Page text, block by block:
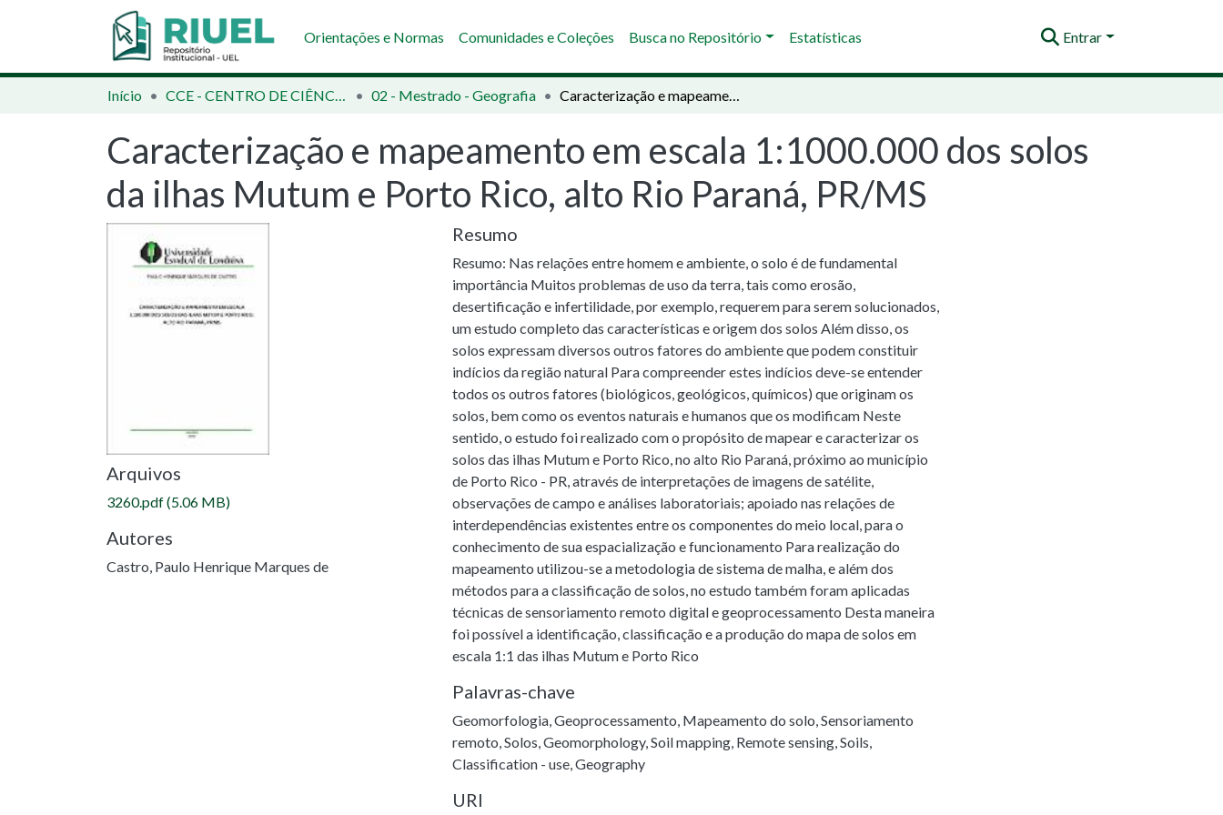
Orientações e Normas Comunidades e Coleções Busca no Repositório Estatísticas Entrar
Início CCE - CENTRO DE CIÊNCIAS EXATAS 02 - Mestrado - Geografia Caracterização e mapeamento em escala 1:1000.000 dos solos da ilhas Mutum e Porto Rico, alto Rio Paraná, PR/MS
Caracterização e mapeamento em escala 1:1000.000 dos solos
da ilhas Mutum e Porto Rico, alto Rio Paraná, PR/MS
Arquivos
3260.pdf(5.06 MB)
Autores
Castro, Paulo Henrique Marques de
Resumo
Resumo: Nas relações entre homem e ambiente, o solo é de fundamental
importância Muitos problemas de uso da terra, tais como erosão,
desertificação e infertilidade, por exemplo, requerem para serem solucionados,
um estudo completo das características e origem dos solos Além disso, os
solos expressam diversos outros fatores do ambiente que podem constituir
indícios da região natural Para compreender estes indícios deve-se entender
todos os outros fatores (biológicos, geológicos, químicos) que originam os
solos, bem como os eventos naturais e humanos que os modificam Neste
sentido, o estudo foi realizado com o propósito de mapear e caracterizar os
solos das ilhas Mutum e Porto Rico, no alto Rio Paraná, próximo ao município
de Porto Rico - PR, através de interpretações de imagens de satélite,
observações de campo e análises laboratoriais; apoiado nas relações de
interdependências existentes entre os componentes do meio local, para o
conhecimento de sua espacialização e funcionamento Para realização do
mapeamento utilizou-se a metodologia de sistema de malha, e além dos
métodos para a classificação de solos, no estudo também foram aplicadas
técnicas de sensoriamento remoto digital e geoprocessamento Desta maneira
foi possível a identificação, classificação e a produção do mapa de solos em
escala 1:1 das ilhas Mutum e Porto Rico
Palavras-chave
Geomorfologia,Geoprocessamento, Mapeamento do solo,Sensoriamento
remoto,Solos,Geomorphology,Soil mapping, Remote sensing,Soils,
Classification - use,Geography
URI